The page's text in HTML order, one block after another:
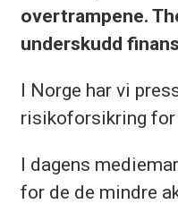
overtrampene.
underskudd
I Norge har vi
risikoforsikring for
I dagens
for de de mindre